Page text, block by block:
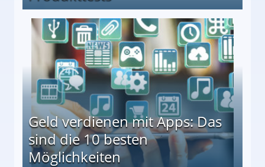
↻ Täglich neue Produkttests
Geld verdienen mit Apps: Das
sind die 10 besten
Möglichkeiten